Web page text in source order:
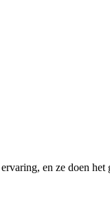
en ze doen